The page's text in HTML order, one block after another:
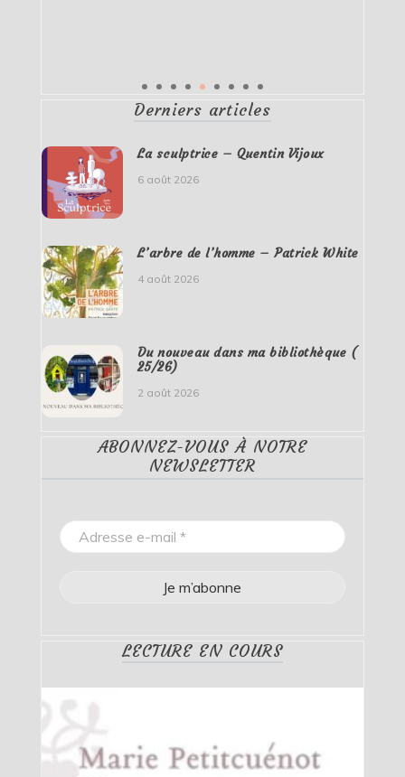
Derniers articles
La sculptrice – Quentin Vijoux
6 août 2026
L’arbre de l’homme – Patrick White
4 août 2026
Du nouveau dans ma bibliothèque (
25/26)
2 août 2026
ABONNEZ-VOUS À NOTRE
NEWSLETTER
LECTURE EN COURS